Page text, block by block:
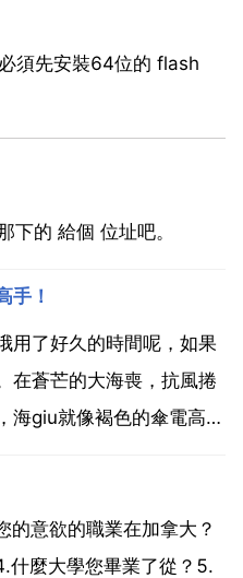
須先安裝64位的 flash
的 給個 位址吧。
手！
用了好久的時間呢，如果
在蒼芒的大海喪，抗風捲
海giu就像褐色的傘電高奧
圈兒圈兒的吼喊聲裡，
聲裡，進四對暴風雨的喀
的意欲的職業在加拿大？
什麼大學您畢業了從？5.